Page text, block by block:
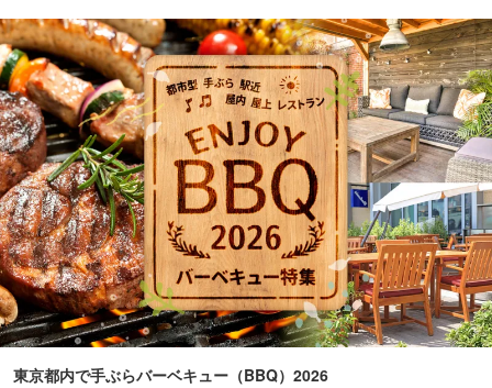
東京都内で手ぶらバーベキュー（BBQ）2026